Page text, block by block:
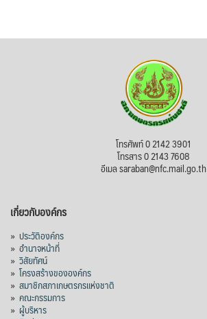
โทรศัพท์ 0 2142 3901
โทรสาร 0 2143 7608
อีเมล saraban@nfc.mail.go.th
เกี่ยวกับองค์กร
» ประวัติองค์กร
» อำนาจหน้าที่
» วิสัยทัศน์
» โครงสร้างขององค์กร
» สมาชิกสภาเกษตรกรแห่งชาติ
» คณะกรรมการ
» ผู้บริหาร